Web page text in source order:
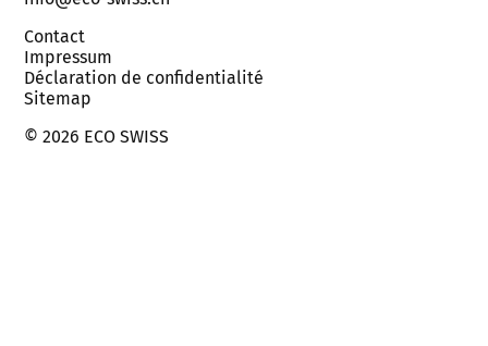
Contact
Impressum
Déclaration de confidentialité
Sitemap
© 2026 ECO SWISS